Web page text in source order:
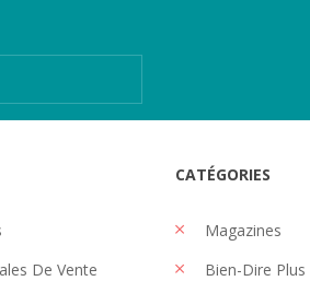
De Vente
CATÉGORIES
Magazines
Bien-Dire Plus